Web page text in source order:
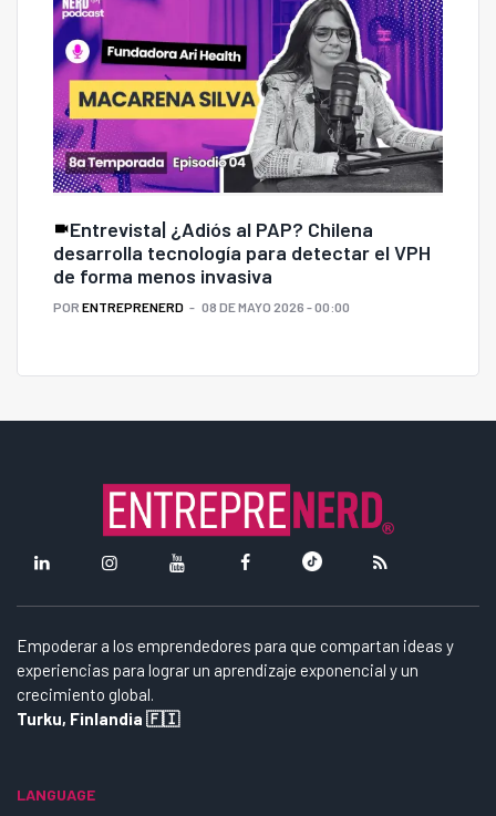
Entrevista| ¿Adiós al PAP? Chilena
desarrolla tecnología para detectar el VPH
de forma menos invasiva
POR ENTREPRENERD 08 DE MAYO 2026 - 00:00
Empoderar a los emprendedores para que compartan ideas y
experiencias para lograr un aprendizaje exponencial y un
crecimiento global.
Turku, Finlandia 🇫🇮
LANGUAGE